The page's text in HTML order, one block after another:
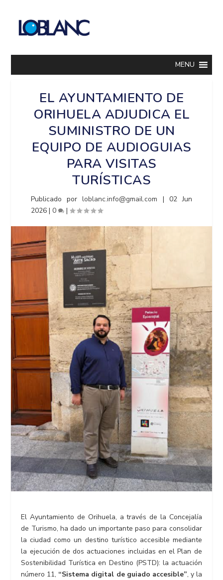
MENU
EL AYUNTAMIENTO DE
ORIHUELA ADJUDICA EL
SUMINISTRO DE UN
EQUIPO DE AUDIOGUIAS
PARA VISITAS
TURÍSTICAS
Publicado porloblanc.info@gmail.com | 02 Jun
2026 |0 |
El Ayuntamiento de Orihuela, a través de la Concejalía
de Turismo, ha dado un importante paso para consolidar
la ciudad como un destino turístico accesible mediante
la ejecución de dos actuaciones incluidas en el Plan de
Sostenibilidad Turística en Destino (PSTD): la actuación
número 11, “Sistema digital de guiado accesible”, y la